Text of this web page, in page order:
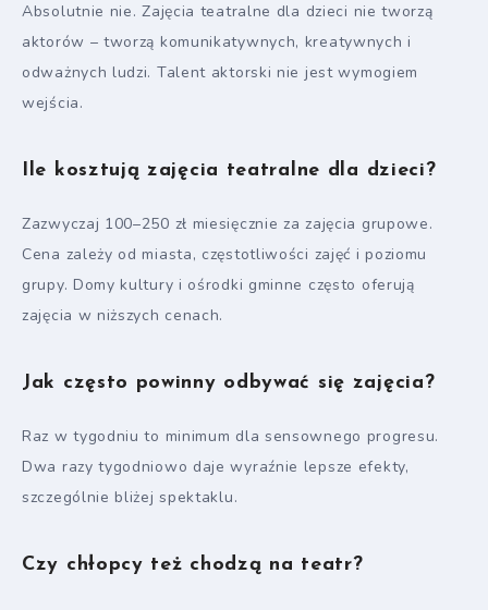
Absolutnie nie. Zajęcia teatralne dla dzieci nie tworzą
aktorów – tworzą komunikatywnych, kreatywnych i
odważnych ludzi. Talent aktorski nie jest wymogiem
wejścia.
Ile kosztują zajęcia teatralne dla dzieci?
Zazwyczaj 100–250 zł miesięcznie za zajęcia grupowe.
Cena zależy od miasta, częstotliwości zajęć i poziomu
grupy. Domy kultury i ośrodki gminne często oferują
zajęcia w niższych cenach.
Jak często powinny odbywać się zajęcia?
Raz w tygodniu to minimum dla sensownego progresu.
Dwa razy tygodniowo daje wyraźnie lepsze efekty,
szczególnie bliżej spektaklu.
Czy chłopcy też chodzą na teatr?